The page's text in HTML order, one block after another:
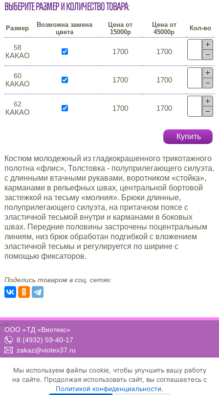
Выберите размер и количество товара:
Размер
Возможна замена
цвета
Цена от
15000р
Цена от
45000р
Кол-во
58
КАКАО 1700 1700
60
КАКАО 1700 1700
62
КАКАО 1700 1700
Купить
Костюм молодежный из гладкокрашенного трикотажного
полотна «флис», Толстовка - полуприлегающего силуэта,
с длинными втачными рукавами, воротником «стойка»,
карманами в рельефных швах, центральной бортовой
застежкой на тесьму «молния». Брюки длинные,
полуприлегающего силуэта, на притачном поясе с
эластичной тесьмой внутри и карманами в боковых
швах. Передние половины застрочены поцентральным
линиям, низ брюк обработан подгибкой с вложением
эластичной тесьмы и регулируется по ширине с
помощью фиксаторов.
Поделись товаром в соц. сетях:
ООО «ТД «Виотекс»
8 (4932) 59-40-17
zakaz@viotex37.ru
-->
Мы используем файлы cookie, чтобы улучшить вашу работу
на сайте. Продолжая использовать сайт, вы соглашаетесь с
Политикой конфиденциальности.